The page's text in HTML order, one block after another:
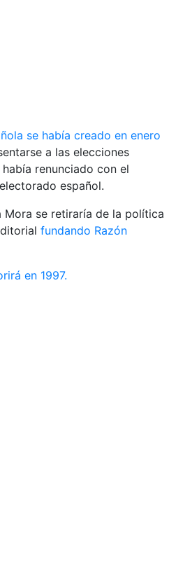
se había creado en enero
a las elecciones
renunciado con el
español.
Mora se retiraría de la política
fundando Razón
en 1997.